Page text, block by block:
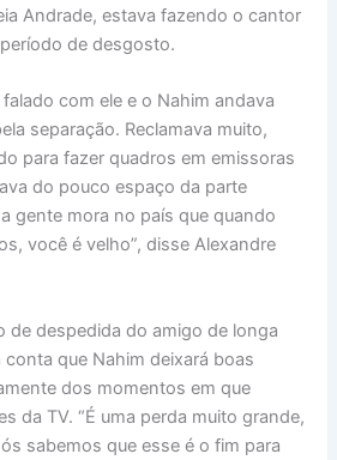
Andrade, estava fazendo o cantor
de desgosto.
com ele e o Nahim andava
separação. Reclamava muito,
para fazer quadros em emissoras
do pouco espaço da parte
gente mora no país que quando
você é velho”, disse Alexandre
de despedida do amigo de longa
que Nahim deixará boas
dos momentos em que
da TV. “É uma perda muito grande,
sabemos que esse é o fim para